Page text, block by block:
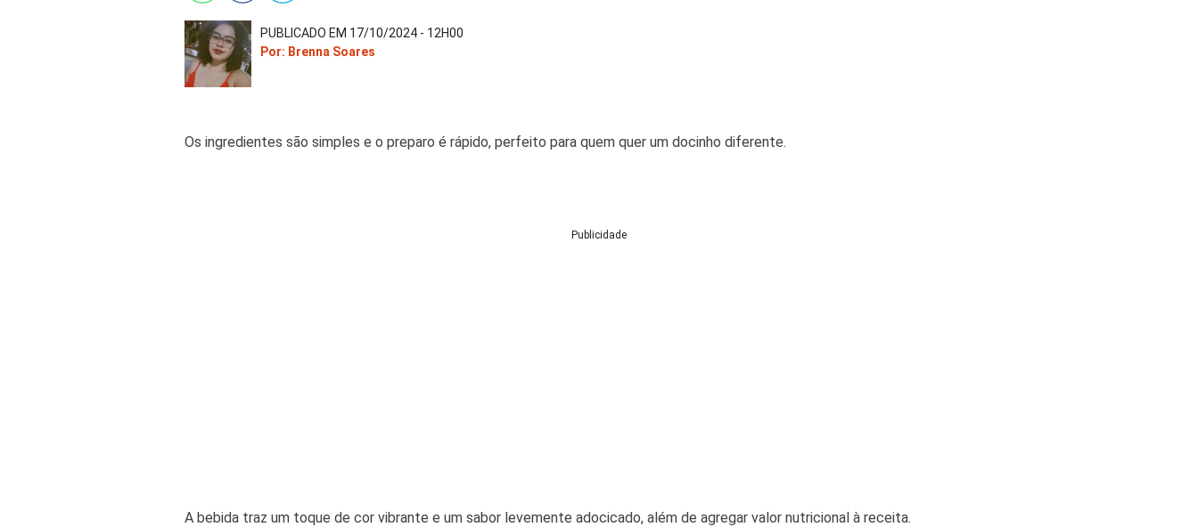
PUBLICADO EM 17/10/2024 - 12H00
Por: Brenna Soares
Os ingredientes são simples e o preparo é rápido, perfeito para quem quer um docinho diferente.
Publicidade
A bebida traz um toque de cor vibrante e um sabor levemente adocicado, além de agregar valor nutricional à receita.